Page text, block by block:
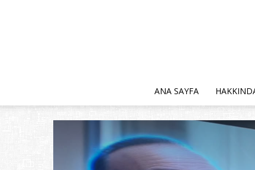
ANA SAYFA